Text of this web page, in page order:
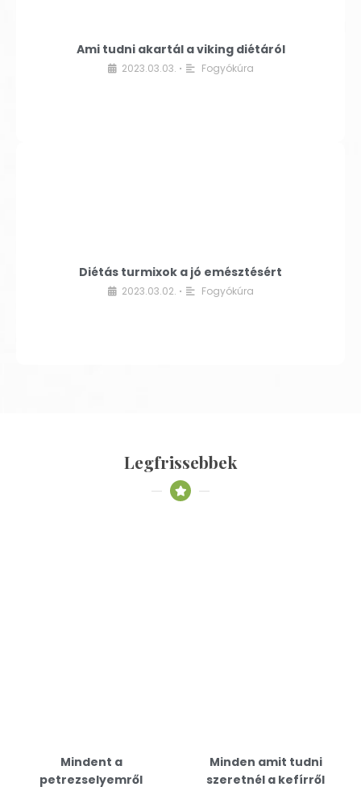
Ami tudni akartál a viking diétáról
2023.03.03. • Fogyókúra
Diétás turmixok a jó emésztésért
2023.03.02. • Fogyókúra
Legfrissebbek
Mindent a
petrezselyemről
Minden amit tudni
szeretnél a kefírről